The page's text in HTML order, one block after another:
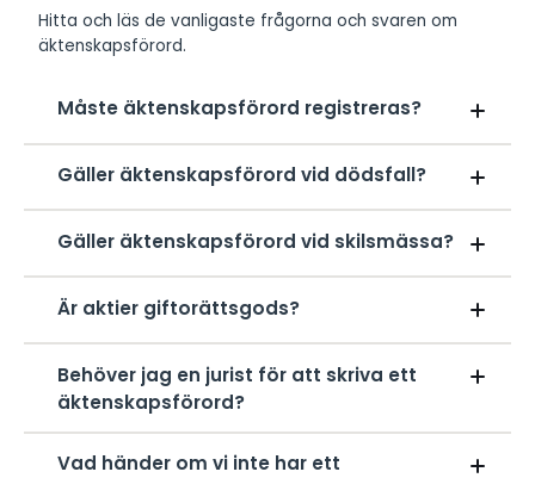
Hitta och läs de vanligaste frågorna och svaren om
äktenskapsförord.
Måste äktenskapsförord registreras?
Ja, det måste registreras påSkatteverket – skicka
Gäller äktenskapsförord vid dödsfall?
Gäller äktenskapsförord vid skilsmässa?
Ja.Är aktier giftorättsgods?
Ja, om inte äktenskapsförord eller annat avtal finns.
Behöver jag en jurist för att skriva ett
äktenskapsförord?
Det är inte ett krav, men det är starkt rekommenderat.
Vad händer om vi inte har ett